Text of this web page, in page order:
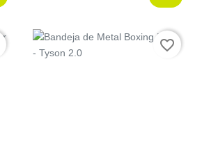
Preço favorite_border